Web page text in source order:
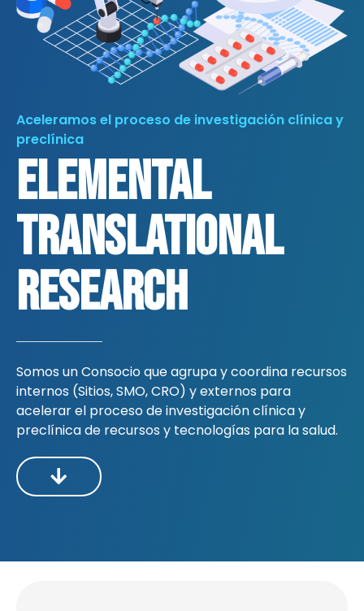
Aceleramos el proceso de investigación clínica y
preclínica
Elemental
Translational
Research
Somos un Consocio que agrupa y coordina recursos
internos (Sitios, SMO, CRO) y externos para
acelerar el proceso de investigación clínica y
preclínica de recursos y tecnologías para la salud.